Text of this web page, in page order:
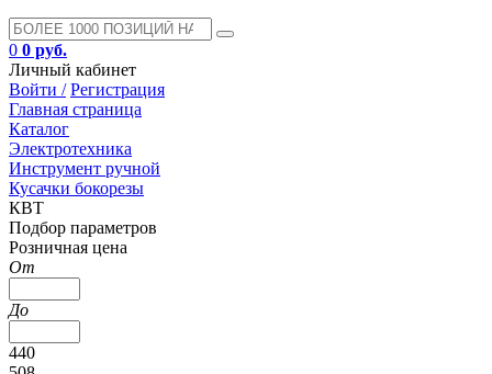
0 0 руб.
Личный кабинет
Войти / Регистрация
Главная страница
Каталог
Электротехника
Инструмент ручной
Кусачки бокорезы
КВТ
Подбор параметров
Розничная цена
От
До
440